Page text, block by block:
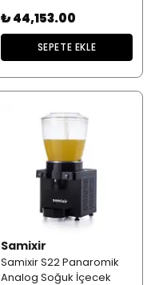
₺ 44,153.00
SEPETE EKLE
Samixir
Samixir S22 Panaromik
Analog Soğuk İçecek